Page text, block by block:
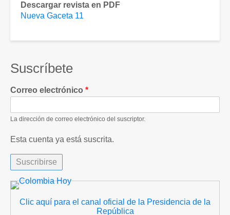
Descargar revista en PDF
Nueva Gaceta 11
Suscríbete
Correo electrónico
La dirección de correo electrónico del suscriptor.
Esta cuenta ya está suscrita.
Clic aquí para el canal oficial de la Presidencia de la
República